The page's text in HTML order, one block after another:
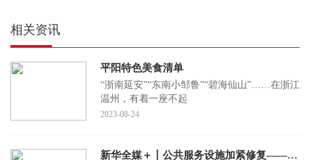
相关资讯
平阳特色美食清单
“浙南延安”“东南小邹鲁”“碧海仙山”……在浙江
温州，有着一座不起
2023-08-24
新华全媒＋丨公共服务设施加紧修复——河北涿州受灾一线采访见闻